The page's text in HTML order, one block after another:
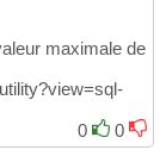
maximale de
0
0